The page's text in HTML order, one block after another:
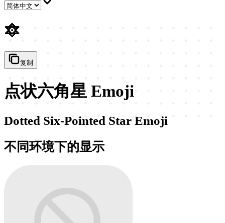
🔯
复制
点状六角星 Emoji
Dotted Six-Pointed Star Emoji
不同环境下的显示